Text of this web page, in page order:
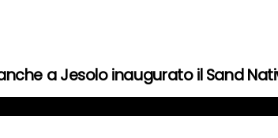
a Jesolo inaugurato il Sand